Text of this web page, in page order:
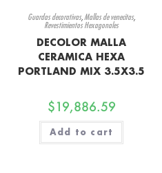
Guardas decorativas, Mallas de venecitas,
Revestimientos Hexagonales
DECOLOR MALLA
CERAMICA HEXA
PORTLAND MIX 3.5X3.5
$19,886.59
Add to cart